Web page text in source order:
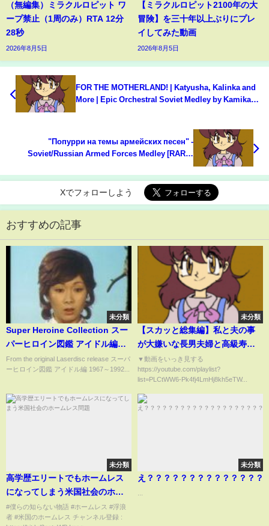
（無編集）ミラクルロピット ワ
ープ禁止（1周のみ）RTA 12分
28秒
2026年8月5日
【ミラクルロピット2100年の大
冒険】を三十年以上ぶりにプレ
イしてみた動画
2026年8月5日
FOR THE MOTHERLAND! | Katyusha, Kalinka and
More | Epic Orchestral Soviet Medley by Kamikaze
"Попурри на темы армейских песен" -
Soviet/Russian Armed Forces Medley [RARE]
Xでフォローしよう
おすすめの記事
未分類
Super Heroine Collection スー
パーヒロイン図鑑 アイドル編
1967～1992
From the original Laserdisc release スーパ
ーヒロイン図鑑 アイドル編 1967～1992...
未分類
【スカッと総集編】私と夫の事
が大嫌いな長男夫婦と高級寿司
屋へ行くと私達の席がない。長
男「予約間違えたw財布おいて帰
れw」私「いいけどアナタ達本当
に大丈夫？後悔するよ？」長男
嫁「するかw」1時間後w
▼動画をいっき見する
https://youtube.com/playlist?
list=PLCtWW6-Pk4fj4LmHj8kh5eTW...
未分類
高学歴エリートでもホームレス
になってしまう米国社会のホー
ムレス問題
#僕らの知らない物語 #ホームレス #浮浪
者 #米国のホームレス チャンネル登録 :
未分類
え？？？？？？？？？？？？？？